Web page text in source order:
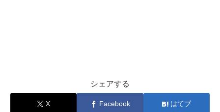
シェアする
X Facebook はてブ